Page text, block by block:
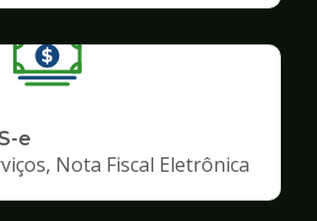
e
Nota Fiscal Eletrônica